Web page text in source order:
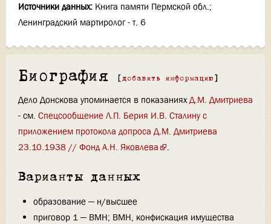
Источники данных: Книга памяти Пермской обл.;
Ленинградский мартиролог - т. 6
Биография [ добавить информацию ]
Дело Донскова упоминается в показаниях Д.М. Дмитриева
- см. Спецсообщение Л.П. Берия И.В. Сталину с
приложением протокола допроса Д.М. Дмитриева
23.10.1938 // Фонд А.Н. Яковлева
.
Варианты данных
образование — н/высшее
приговор 1 — ВМН; ВМН, конфискация имущества